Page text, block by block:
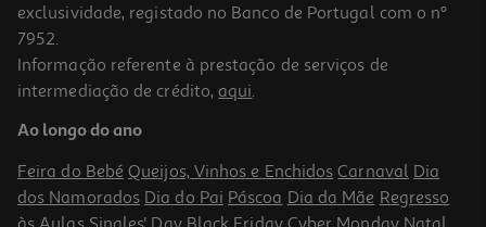
4.2
Máquina De Barbear Philips S3341/13 Série 3000 Wet & Dry
94.99 €/un
94,99 €
exclusividade, registado no Banco de Portugal com o nº
7952.
Informação referente à prestação de serviços de
intermediação de crédito, aqui.
Ao longo do ano
Feira do Bebé Queijos, Vinhos e Enchidos Carnaval Dia
dos Namorados Dia do Pai Páscoa Dia da Mãe Regresso